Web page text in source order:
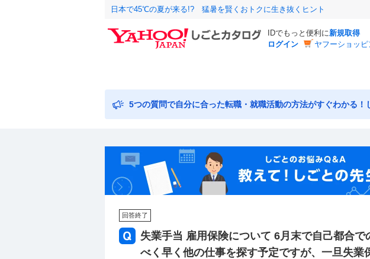
日本で45℃の夏が来る!? 猛暑を賢くおトクに生き抜くヒント
IDでもっと便利に新規取得
ログイン
ヤフーショッ
5つの質問で自分に合った転職・就職活動の方法がすぐわかる
回答終了
失業手当 雇用保険について 6月末で自己都合で
べく早く他の仕事を探す予定ですが、一旦失業